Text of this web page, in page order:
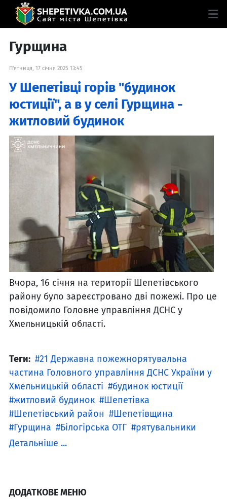
Гурщина
П'ятниця, 17 січня 2025 13:45
У Шепетівці горів "будинок
юстиції", а в у селі Гурщина -
житловий будинок
Вчора, 16 січня на території Шепетівського
району було зареєстровано дві пожежі. Про це
повідомило Головне управління ДСНС у
Хмельницькій області.
Теги:
21 Державна пожежнорятувальна
частина Головного управління ДСНС України у
Хмельницькій області
будинок юстиції
житловий будинок
Шепетівка
Шепетівський район
Шепетівщина
Гурщина
Білогірська ОТГ
рятувальники
Детальніше ...
ДОДАТКОВЕ МЕНЮ